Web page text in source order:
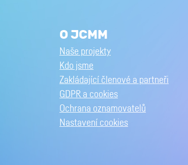
O JCMM
Naše projekty
Kdo jsme
Zakládající členové a partneři
GDPR a cookies
Ochrana oznamovatelů
Nastavení cookies